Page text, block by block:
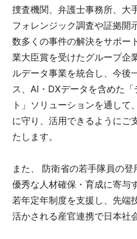
捜査機関、弁護士事務所、大
フォレンジック調査や証拠開
数多くの事件の解決をサポー
業大臣賞を受けたグループ企
ルデータ事業を統合し、今後
ス、AI・DXデータを含めた
ト」ソリューションを通して
に守り、活用できるようにご
たします。
また、 防衛省の若手隊員の
優秀な人材確保・育成に寄与
若年定年制度を支援し、先端
活かされる産官連携で日本社